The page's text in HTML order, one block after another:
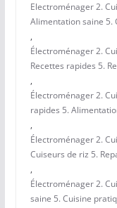
Electroménager 2.
Alimentation saine 5.
,
Électroménager 2.
Recettes rapides 5.
,
Électroménager 2.
rapides 5.
,
Électroménager 2.
Cuiseurs de riz 5.
,
Électroménager 2.
saine 5. Cuisine